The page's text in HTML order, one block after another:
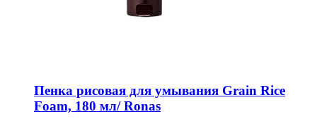
Пенка рисовая для умывания Grain Rice
Foam, 180 мл/ Ronas